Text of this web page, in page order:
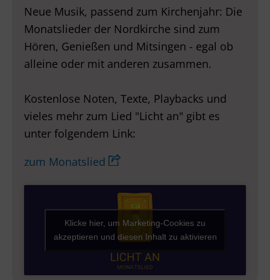
Klicke hier, um Marketing-Cookies zu
akzeptieren und diesen Inhalt zu aktivieren
Neue Musik, passend zum Kirchenjahr: Die
Monatslieder der Nordkirche sind zum
Hören, Genießen und Mitsingen - egal ob
alleine oder mit anderen zusammen.
Kostenlose Noten, Texte, Playbacks und
vieles mehr zum Lied "Licht an" gibt es
unter folgendem Link:
zum Monatslied